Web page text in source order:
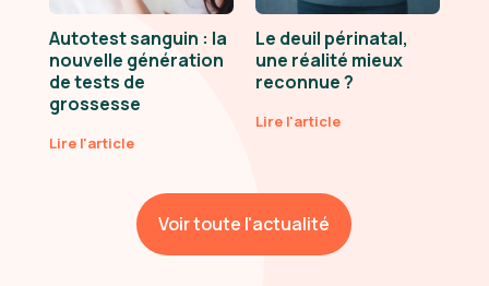
Autotest sanguin : la
nouvelle génération
de tests de
grossesse
Lire l'article
Le deuil périnatal,
une réalité mieux
reconnue ?
Lire l'article
Voir toute l'actualité